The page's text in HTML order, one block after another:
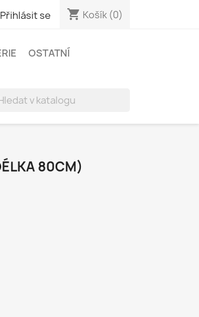
Přihlásit se shopping_cart Košík (0)
OSTATNÍ
80CM)